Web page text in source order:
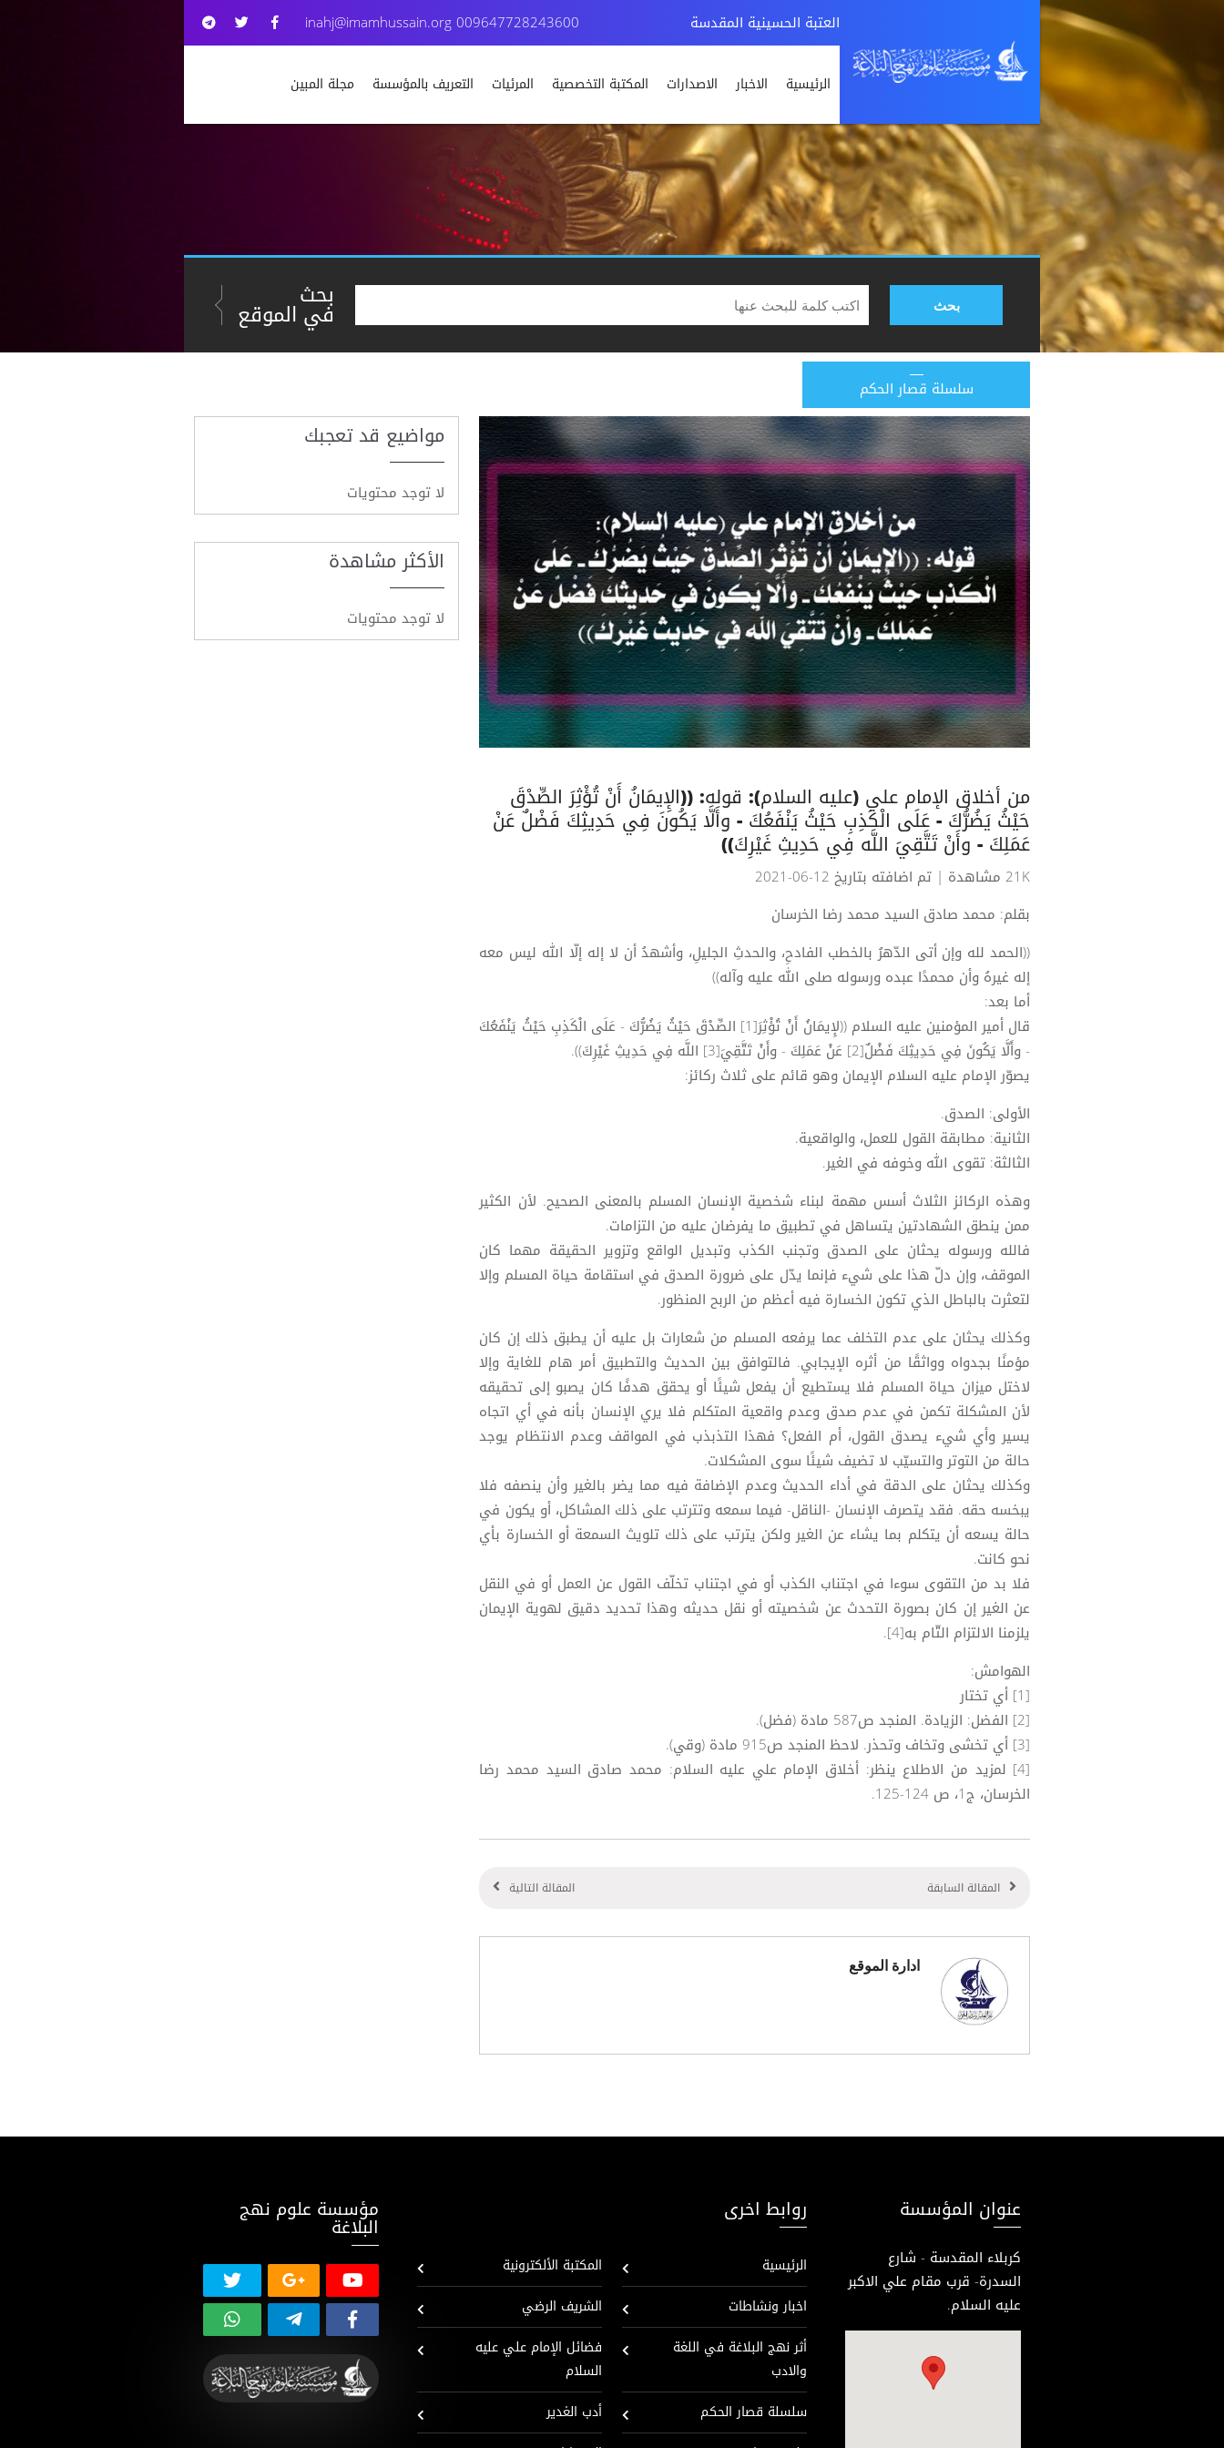
العتبة الحسينية المقدسة 009647728243600
inahj@imamhussain.org
الرئيسية الاخبار الاصدارات المكتبة التخصصية المرئيات التعريف بالمؤسسة مجلة المبين
بحث بحث
في الموقع
سلسلة قصار الحكم
من أخلاق الإمام علي (عليه السلام): قوله: ((الإِيمَانُ أَنْ تُؤْثِرَ الصِّدْقَ
حَيْثُ يَضُرُّكَ - عَلَى الْكَذِبِ حَيْثُ يَنْفَعُكَ - وأَلَّا يَكُونَ فِي حَدِيثِكَ فَضْلٌ عَنْ
عَمَلِكَ - وأَنْ تَتَّقِيَ اللَّه فِي حَدِيثِ غَيْرِكَ))
21K مشاهدة
| تم اضافته بتاريخ 12-06-2021
بقلم: محمد صادق السيد محمد رضا الخرسان
((الحمد لله وإن أتى الدّهرُ بالخطب الفادحِ، والحدثِ الجليلِ، وأشهدُ أن لا إله إلّا الله ليس معه
إله غيرهُ وأن محمدًا عبده ورسوله صلى الله عليه وآله))
أما بعد:
قال أمير المؤمنين عليه السلام ((لإِيمَانُ أَنْ تُؤْثِرَ[1] الصِّدْقَ حَيْثُ يَضُرُّكَ - عَلَى الْكَذِبِ حَيْثُ يَنْفَعُكَ
- وأَلَّا يَكُونَ فِي حَدِيثِكَ فَضْلٌ[2] عَنْ عَمَلِكَ - وأَنْ تَتَّقِيَ[3] اللَّه فِي حَدِيثِ غَيْرِكَ)).
يصوّر الإمام عليه السلام الإيمان وهو قائم على ثلاث ركائز:
الأولى: الصدق.
الثانية: مطابقة القول للعمل، والواقعية.
الثالثة: تقوى الله وخوفه في الغير.
وهذه الركائز الثلاث أسس مهمة لبناء شخصية الإنسان المسلم بالمعنى الصحيح. لأن الكثير
ممن ينطق الشهادتين يتساهل في تطبيق ما يفرضان عليه من التزامات.
فالله ورسوله يحثان على الصدق وتجنب الكذب وتبديل الواقع وتزوير الحقيقة مهما كان
الموقف، وإن دلّ هذا على شيء فإنما يدّل على ضرورة الصدق في استقامة حياة المسلم وإلا
لتعثرت بالباطل الذي تكون الخسارة فيه أعظم من الربح المنظور.
وكذلك يحثان على عدم التخلف عما يرفعه المسلم من شعارات بل عليه أن يطبق ذلك إن كان
مؤمنًا بجدواه وواثقًا من أثره الإيجابي. فالتوافق بين الحديث والتطبيق أمر هام للغاية وإلا
لاختل ميزان حياة المسلم فلا يستطيع أن يفعل شيئًا أو يحقق هدفًا كان يصبو إلى تحقيقه
لأن المشكلة تكمن في عدم صدق وعدم واقعية المتكلم فلا يري الإنسان بأنه في أي اتجاه
يسير وأي شيء يصدق القول، أم الفعل؟ فهذا التذبذب في المواقف وعدم الانتظام يوجد
حالة من التوتر والتسيّب لا تضيف شيئًا سوى المشكلات.
وكذلك يحثان على الدقة في أداء الحديث وعدم الإضافة فيه مما يضر بالغير وأن ينصفه فلا
يبخسه حقه. فقد يتصرف الإنسان -الناقل- فيما سمعه وتترتب على ذلك المشاكل، أو يكون في
حالة يسعه أن يتكلم بما يشاء عن الغير ولكن يترتب على ذلك تلويث السمعة أو الخسارة بأي
نحو كانت.
فلا بد من التقوى سوءا في اجتناب الكذب أو في اجتناب تخلّف القول عن العمل أو في النقل
عن الغير إن كان بصورة التحدث عن شخصيته أو نقل حديثه وهذا تحديد دقيق لهوية الإيمان
يلزمنا الالتزام التّام به[4].
الهوامش:
[1] أي تختار
[2] الفضل: الزيادة. المنجد ص587 مادة (فضل).
[3] أي تخشى وتخاف وتحذر. لاحظ المنجد ص915 مادة (وقي).
[4] لمزيد من الاطلاع ينظر: أخلاق الإمام علي عليه السلام: محمد صادق السيد محمد رضا
الخرسان، ج1، ص 124-125.
المقالة السابقة المقالة التالية
ادارة الموقع
مواضيع قد تعجبك
لا توجد محتويات
الأكثر مشاهدة
لا توجد محتويات
عنوان المؤسسة
كربلاء المقدسة - شارع
السدرة- قرب مقام علي الاكبر
عليه السلام.
روابط اخرى
الرئيسية
اخبار ونشاطات
أثر نهج البلاغة في اللغة
والادب
سلسلة قصار الحكم
المكتبة الألكترونية
الشريف الرضي
فضائل الإمام علي عليه
السلام
أدب الغدير
مؤسسة علوم نهج
البلاغة